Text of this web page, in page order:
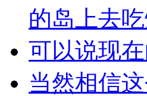
的岛上去
可以说现
当然相信